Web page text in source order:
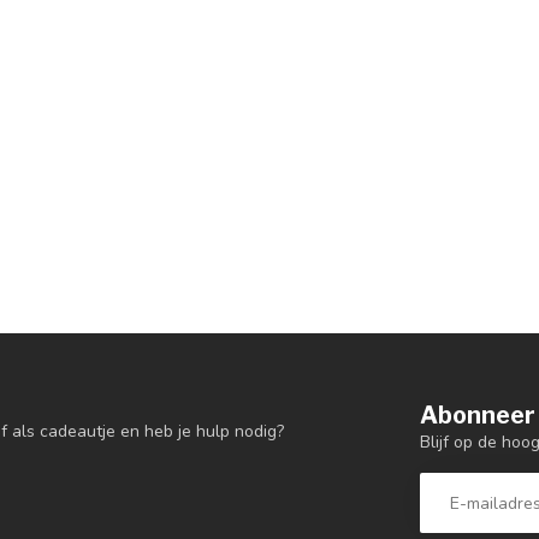
als cadeautje en heb je hulp nodig? Blijf op de